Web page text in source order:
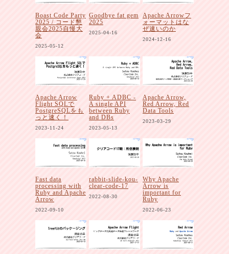
Boast Code Party
2025 / コード懇
親会2025自慢大
会
2025-05-12
Goodbye fat gem
2025
2025-04-16
Apache Arrowフ
ォーマットはな
ぜ速いのか
2024-12-16
Apache Arrow
Flight SQLで
PostgreSQLをも
っと速く！
2023-11-24
Ruby + ADBC -
A single API
between Ruby
and DBs
2023-05-13
Apache Arrow,
Red Arrow, Red
Data Tools
2023-03-29
Fast data
processing with
Ruby and Apache
Arrow
2022-09-10
rabbit-slide-kou-
clear-code-17
2022-08-30
Why Apache
Arrow is
important for
Ruby
2022-06-23